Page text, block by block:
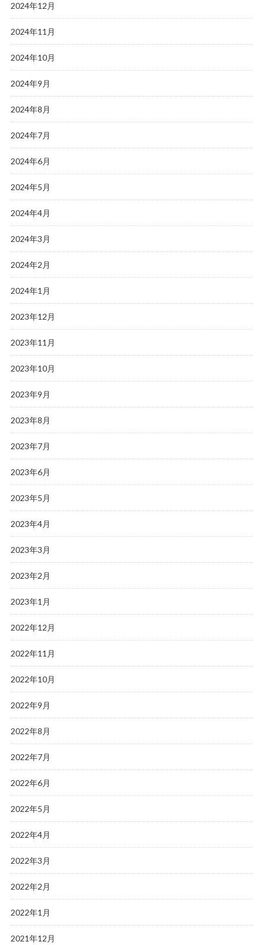
2024年12月
2024年11月
2024年10月
2024年9月
2024年8月
2024年7月
2024年6月
2024年5月
2024年4月
2024年3月
2024年2月
2024年1月
2023年12月
2023年11月
2023年10月
2023年9月
2023年8月
2023年7月
2023年6月
2023年5月
2023年4月
2023年3月
2023年2月
2023年1月
2022年12月
2022年11月
2022年10月
2022年9月
2022年8月
2022年7月
2022年6月
2022年5月
2022年4月
2022年3月
2022年2月
2022年1月
2021年12月